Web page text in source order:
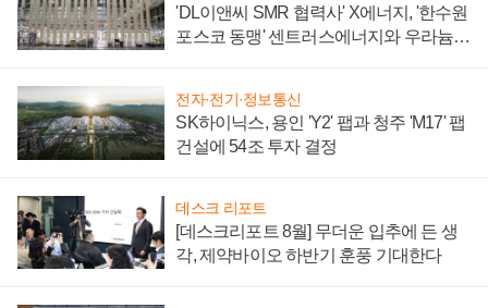
'DL이앤씨 SMR 협력사' X에너지, '한수원
포스코 동맹' 센트러스에너지와 우라늄
전자·전기·정보통신
SK하이닉스, 용인 'Y2' 팹과 청주 'M17' 팹
건설에 54조 투자 결정
데스크 리포트
[데스크리포트 8월] 무더운 입추에 든 생
각, 제약바이오 하반기 훈풍 기대한다